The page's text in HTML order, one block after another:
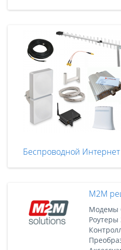
Беспроводной Интернет
M2M
Модемы
Роутеры